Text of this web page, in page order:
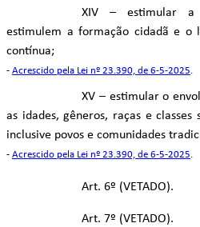
XIV – estimular a
estimulem a formação cidadã e o
contínua;
- Acrescido pela Lei nº 23.390, de 6-5-2025.
XV – estimular o
as idades, gêneros, raças e classes
inclusive povos e comunidades
- Acrescido pela Lei nº 23.390, de 6-5-2025.
Art. 6º (VETADO).
Art. 7º (VETADO).